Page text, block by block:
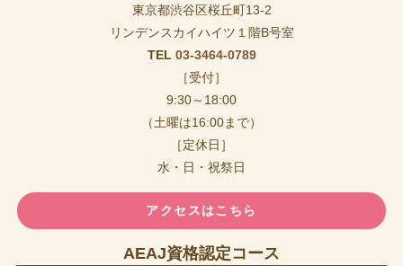
東京都渋谷区桜丘町13-2
リンデンスカイハイツ１階B号室
TEL 03-3464-0789
［受付］
9:30～18:00
（土曜は16:00まで）
［定休日］
水・日・祝祭日
アクセスはこちら
AEAJ資格認定コース